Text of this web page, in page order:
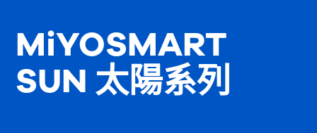
MiYOSMART
SUN 太陽系列